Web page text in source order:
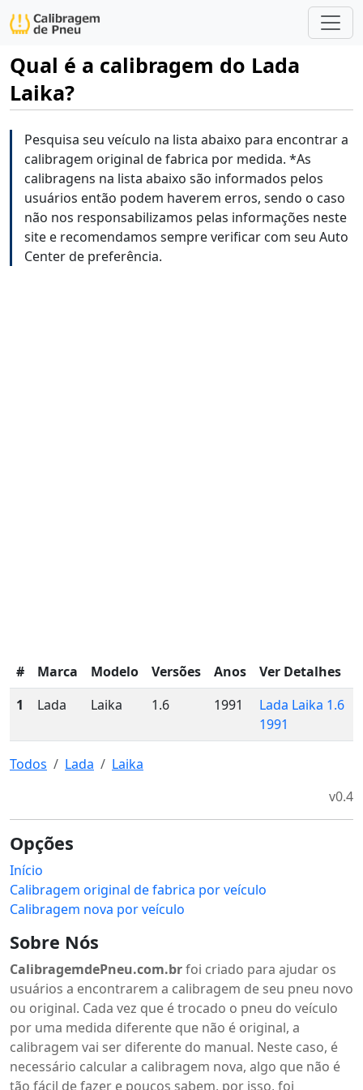
Qual é a calibragem do Lada
Laika?
Pesquisa seu veículo na lista abaixo para encontrar a
calibragem original de fabrica por medida. *As
calibragens na lista abaixo são informados pelos
usuários então podem haverem erros, sendo o caso
não nos responsabilizamos pelas informações neste
site e recomendamos sempre verificar com seu Auto
Center de preferência.
# Marca Modelo Versões Anos
Ver Detalhes
1
Lada Laika 1.6 1991
Lada Laika 1.6
1991
Todos Lada
Laika
v0.4
Opções
Início
Calibragem original de fabrica por veículo
Calibragem nova por veículo
Sobre Nós
CalibragemdePneu.com.brfoi criado para ajudar os
usuários a encontrarem a calibragem de seu pneu novo
ou original. Cada vez que é trocado o pneu do veículo
por uma medida diferente que não é original, a
calibragem vai ser diferente do manual. Neste caso, é
necessário calcular a calibragem nova, algo que não é
tão fácil de fazer e poucos sabem, por isso, foi